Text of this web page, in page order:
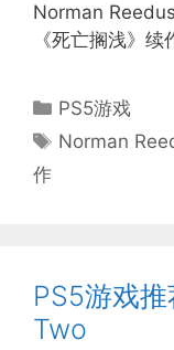
Norman
《死亡搁浅》续
分
类
PS5游戏
标
Norman
作
PS5游戏
Two